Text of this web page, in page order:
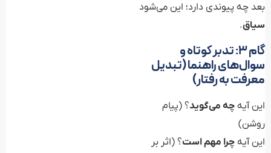
بعد چه پیوندی دارد؛ این می‌شود
سیاق.
گام ۳: تدبر کوتاه و
سوال‌های راهنما (تبدیل
معرفت به رفتار)
این آیه چه می‌گوید؟ (پیام
روشن)
این آیه چرا مهم است؟ (اثر بر